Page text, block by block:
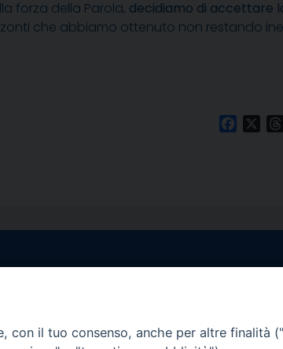
forza della Parola, decidiamo di accettare
che abbiamo ottenuto non restando
tel. 0818714501
il tuo consenso, anche per altre finalità